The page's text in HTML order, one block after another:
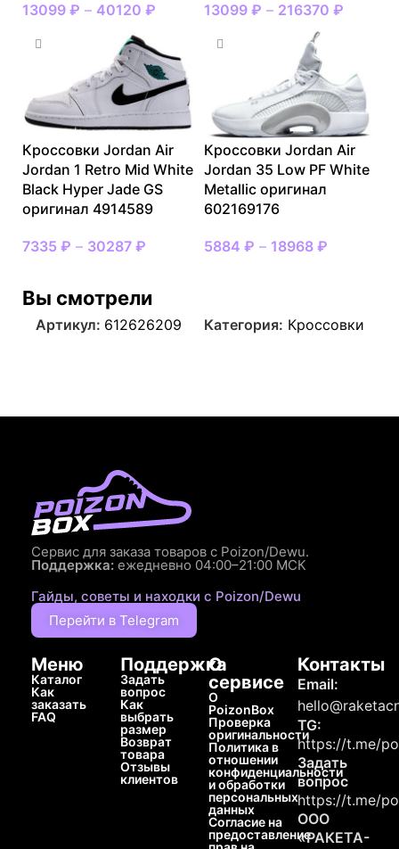
13099 ₽ – 40120 ₽ 13099 ₽ – 216370 ₽
Кроссовки Jordan Air
Jordan 1 Retro Mid White
Black Hyper Jade GS
оригинал 4914589
7335 ₽ – 30287 ₽
Кроссовки Jordan Air
Jordan 35 Low PF White
Metallic оригинал
602169176
5884 ₽ – 18968 ₽
Вы смотрели
Артикул: 612626209 Категория: Кроссовки
Сервис для заказа товаров с Poizon/Dewu.
Поддержка: ежедневно 04:00–21:00 МСК
Гайды, советы и находки с Poizon/Dewu
Перейти в Telegram
Меню
Каталог
Как
заказать
FAQ
Поддержка
Задать
вопрос
Как
выбрать
размер
Возврат
товара
Отзывы
клиентов
О
сервисе
О
PoizonBox
Проверка
оригинальности
Политика в
отношении
конфиденциальности
и обработки
персональных
данных
Согласие на
предоставление
Контакты
Email:
TG:
https://t.me/
Задать
вопрос
https://t.me/
ООО
«РАКЕТА-